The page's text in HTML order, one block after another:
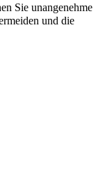
Sie unangenehme
und die